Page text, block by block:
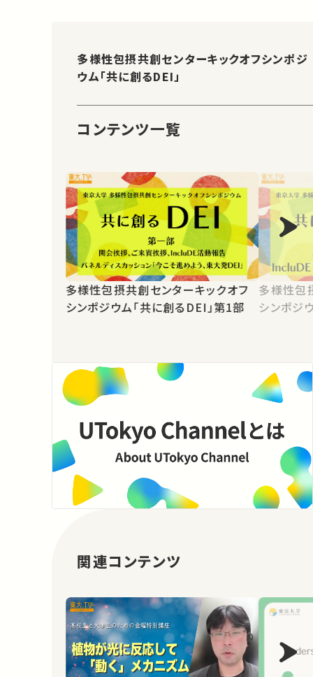
多様性包摂共創センターキックオフシンポジ
ウム「共に創るDEI」
コンテンツ一覧
多様性包摂共創センターキックオフ
シンポジウム「共に創るDEI」第1部
多様性包
シンポジ
関連コンテンツ